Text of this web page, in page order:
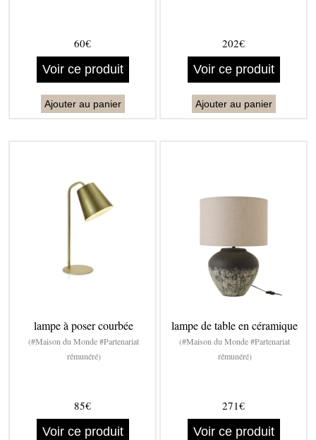
60€
Voir ce produit
Ajouter au panier
202€
Voir ce produit
Ajouter au panier
lampe à poser courbée
(#Maison du Monde #Partenariat
rémunéré)
85€
Voir ce produit
lampe de table en céramique
(#Maison du Monde #Partenariat
rémunéré)
271€
Voir ce produit